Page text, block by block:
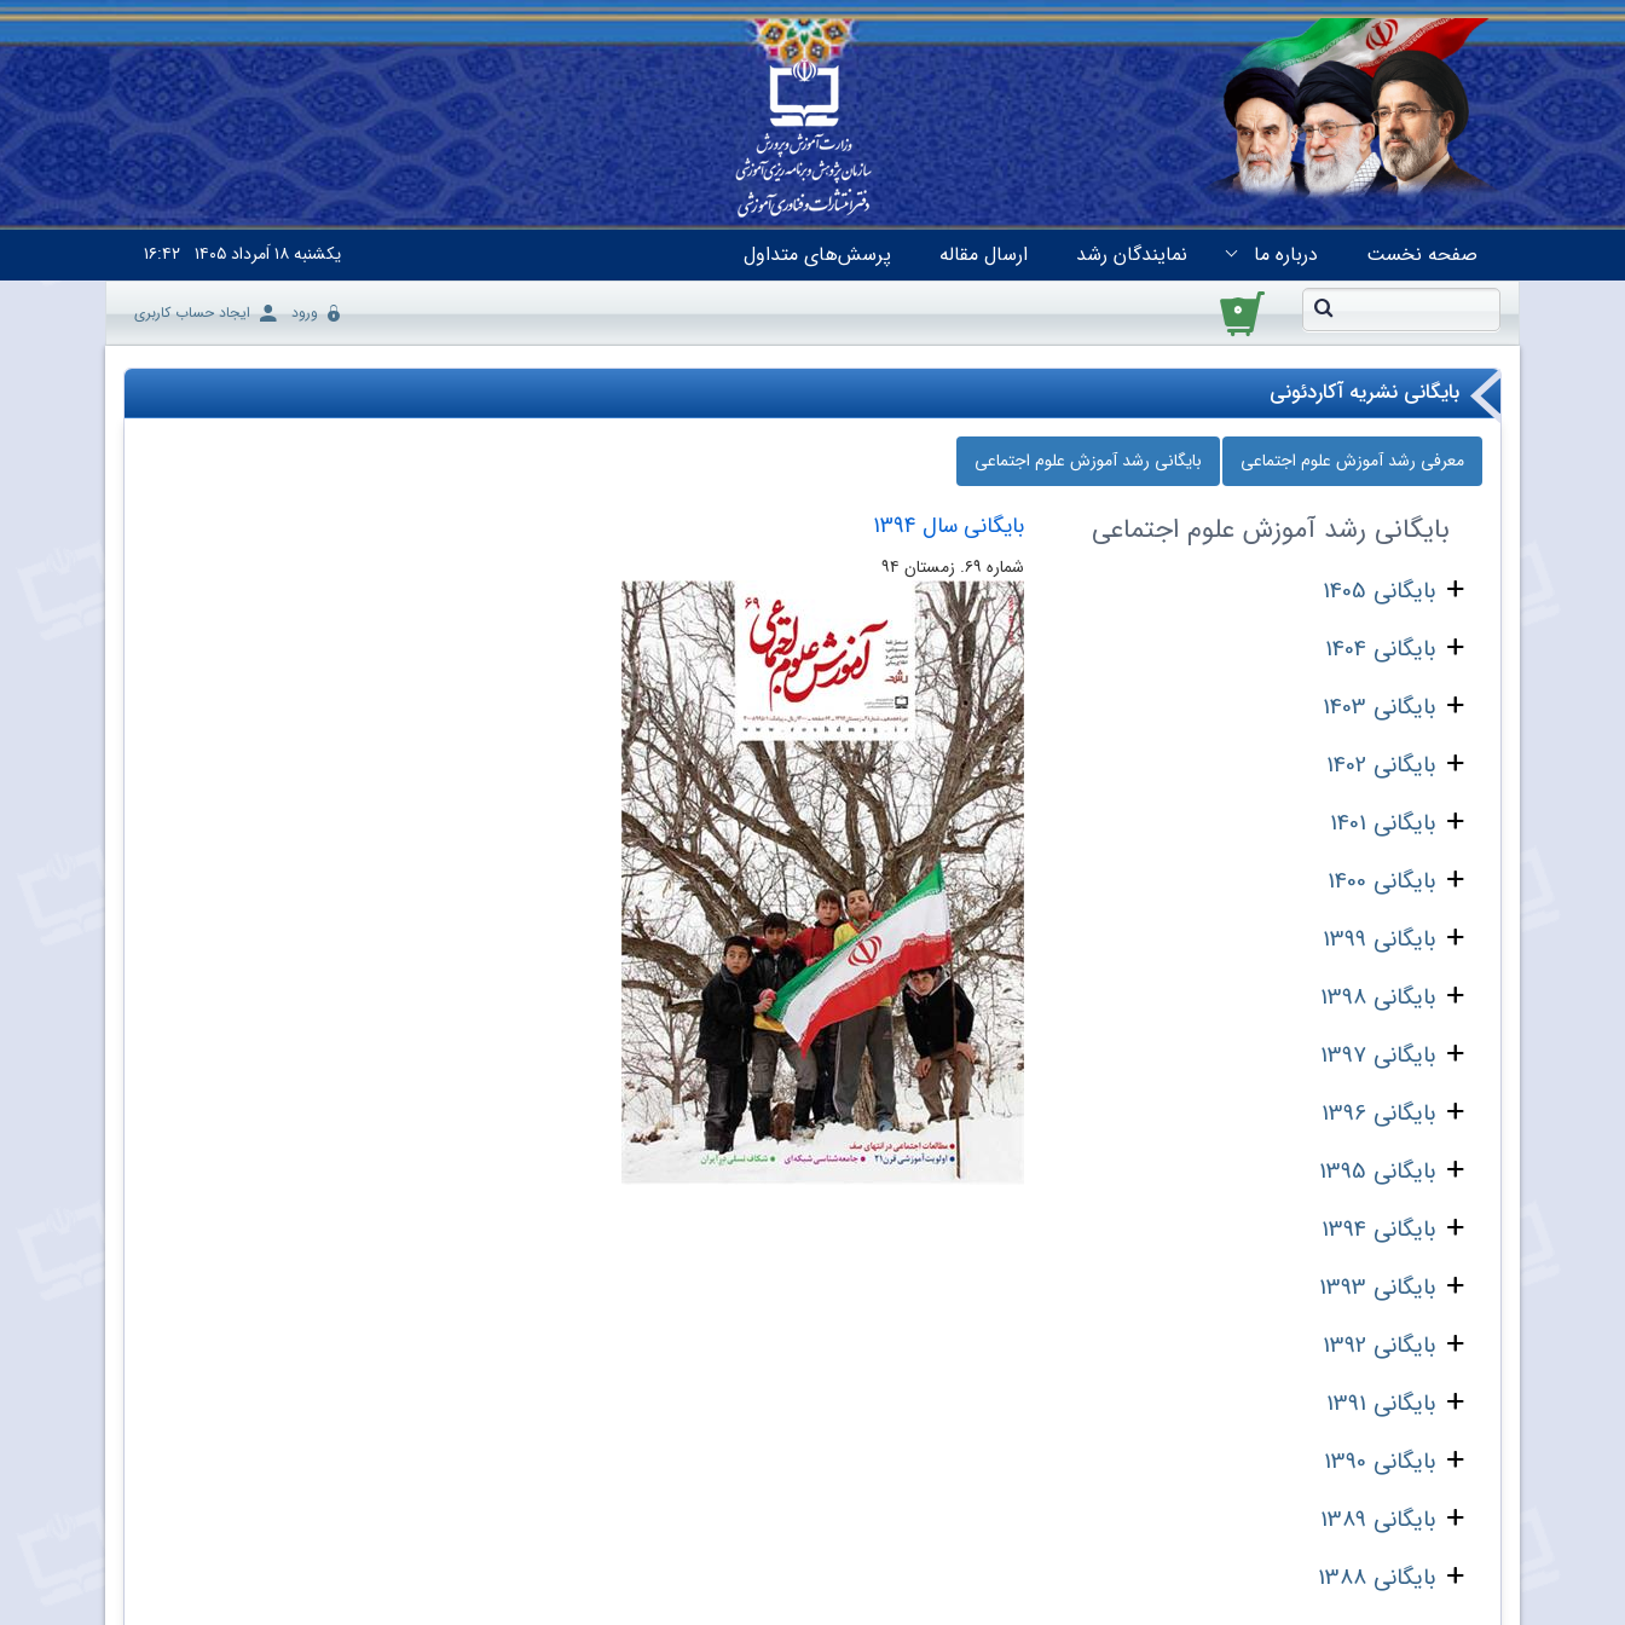
صفحه نخست درباره ما نمایندگان رشد ارسال مقاله پرسش‌های متداول یکشنبه۱۸ اَمرداد ۱۴۰۵ ۱۶:۴۲
۰ ورود ایجاد حساب کاربری
بایگانی نشریه آکاردئونی
معرفی رشد آموزش علوم اجتماعی بایگانی رشد آموزش علوم اجتماعی
بایگانی رشد آموزش علوم اجتماعی
بایگانی 1405
بایگانی 1404
بایگانی 1403
بایگانی 1402
بایگانی 1401
بایگانی 1400
بایگانی 1399
بایگانی 1398
بایگانی 1397
بایگانی 1396
بایگانی 1395
بایگانی 1394
بایگانی 1393
بایگانی 1392
بایگانی 1391
بایگانی 1390
بایگانی 1389
بایگانی 1388
بایگانی سال 1394
شماره ۶۹. زمستان ۹۴